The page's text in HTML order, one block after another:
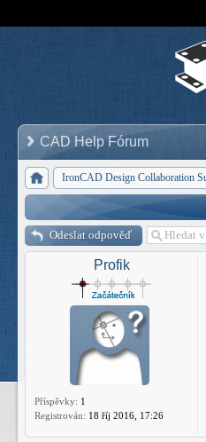
CAD Help Fórum
Odeslat odpověď
Profik
Příspěvky: 1
Registrován: 18 říj 2016, 17:26